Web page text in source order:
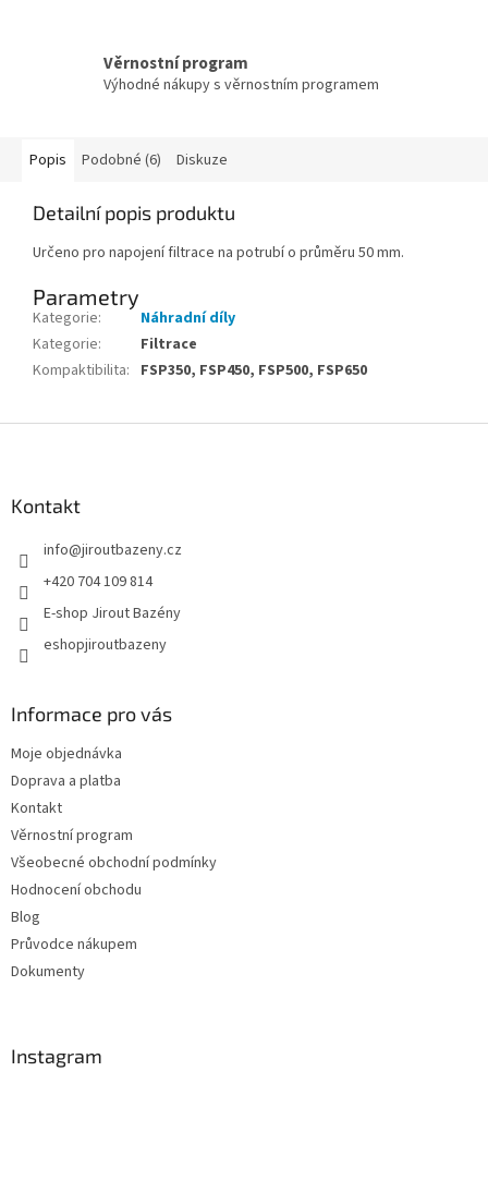
Věrnostní program
Výhodné nákupy s věrnostním programem
Popis Podobné (6) Diskuze
Detailní popis produktu
Určeno pro napojení filtrace na potrubí o průměru 50 mm.
Parametry
Kategorie:
Náhradní díly
Kategorie:
Filtrace
Kompaktibilita: FSP350, FSP450, FSP500, FSP650
Kontakt
info@jiroutbazeny.cz
+420 704 109 814
E-shop Jirout Bazény
eshopjiroutbazeny
Informace pro vás
Moje objednávka
Doprava a platba
Kontakt
Věrnostní program
Všeobecné obchodní podmínky
Hodnocení obchodu
Blog
Průvodce nákupem
Dokumenty
Instagram